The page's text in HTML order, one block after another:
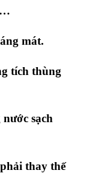
mát.
tích thùng
sạch
thay thế